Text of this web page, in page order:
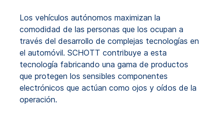
Los vehículos autónomos maximizan la
comodidad de las personas que los ocupan a
través del desarrollo de complejas tecnologías en
el automóvil. SCHOTT contribuye a esta
tecnología fabricando una gama de productos
que protegen los sensibles componentes
electrónicos que actúan como ojos y oídos de la
operación.